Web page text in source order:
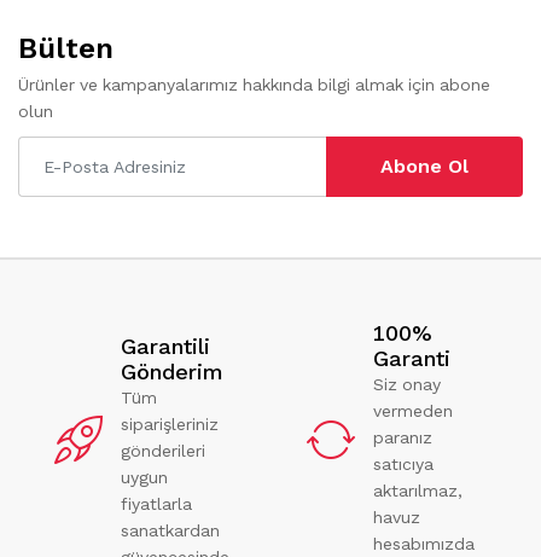
Bülten
Ürünler ve kampanyalarımız hakkında bilgi almak için abone
olun
Abone Ol
Garantili
Gönderim
Tüm
siparişleriniz
gönderileri
uygun
fiyatlarla
sanatkardan
100%
Garanti
Siz onay
vermeden
paranız
satıcıya
aktarılmaz,
havuz
hesabımızda